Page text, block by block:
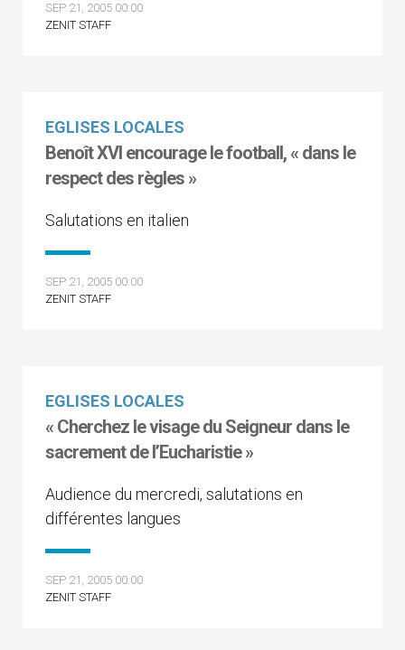
SEP 21, 2005 00:00
ZENIT STAFF
EGLISES LOCALES
Benoît XVI encourage le football, « dans le
respect des règles »
Salutations en italien
SEP 21, 2005 00:00
ZENIT STAFF
EGLISES LOCALES
« Cherchez le visage du Seigneur dans le
sacrement de l’Eucharistie »
Audience du mercredi, salutations en
différentes langues
SEP 21, 2005 00:00
ZENIT STAFF